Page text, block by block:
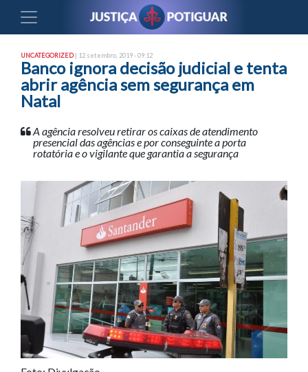
UNCATEGORIZED| 12 setembro, 2019 - 09:12
Banco ignora decisão judicial e tenta
abrir agência sem segurança em
Natal
A agência resolveu retirar os caixas de atendimento
presencial das agências e por conseguinte a porta
rotatória e o vigilante que garantia a segurança